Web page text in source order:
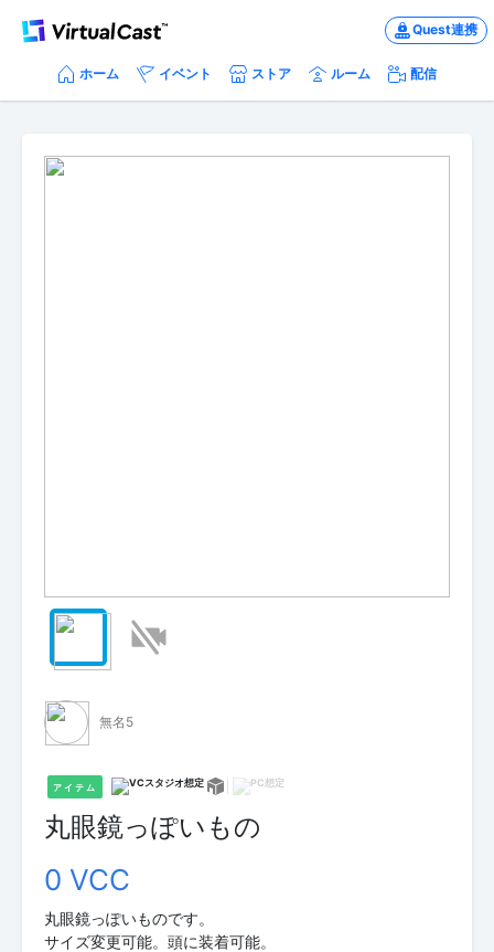
Quest連携
ホーム イベント ストア ルーム 配信
無名5
アイテム
丸眼鏡っぽいもの
0 VCC
丸眼鏡っぽいものです。
サイズ変更可能。頭に装着可能。